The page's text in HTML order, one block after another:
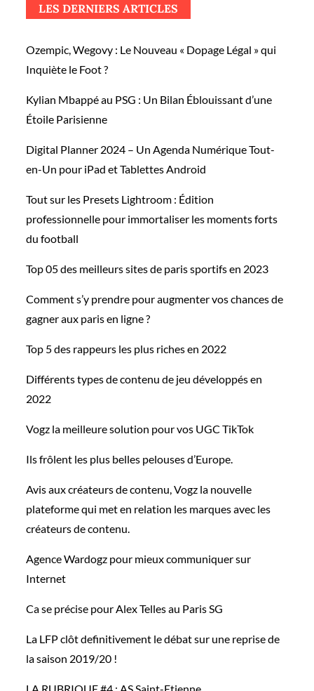
LES DERNIERS ARTICLES
Ozempic, Wegovy : Le Nouveau « Dopage Légal » qui
Inquiète le Foot ?
Kylian Mbappé au PSG : Un Bilan Éblouissant d’une
Étoile Parisienne
Digital Planner 2024 – Un Agenda Numérique Tout-
en-Un pour iPad et Tablettes Android
Tout sur les Presets Lightroom : Édition
professionnelle pour immortaliser les moments forts
du football
Top 05 des meilleurs sites de paris sportifs en 2023
Comment s’y prendre pour augmenter vos chances de
gagner aux paris en ligne ?
Top 5 des rappeurs les plus riches en 2022
Différents types de contenu de jeu développés en
2022
Vogz la meilleure solution pour vos UGC TikTok
Ils frôlent les plus belles pelouses d’Europe.
Avis aux créateurs de contenu, Vogz la nouvelle
plateforme qui met en relation les marques avec les
créateurs de contenu.
Agence Wardogz pour mieux communiquer sur
Internet
Ca se précise pour Alex Telles au Paris SG
La LFP clôt definitivement le débat sur une reprise de
la saison 2019/20 !